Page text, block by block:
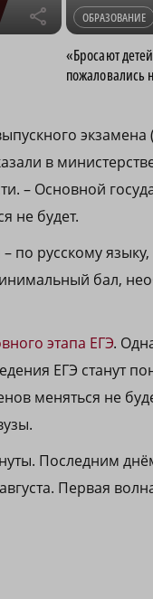
r ОБРАЗОВАНИЕ
«Бросают
пожаловались
экзамена
в
– Основной
не будет.
по русскому
бал,
этапа ЕГЭ.
ЕГЭ станут
меняться не
Последним
Первая